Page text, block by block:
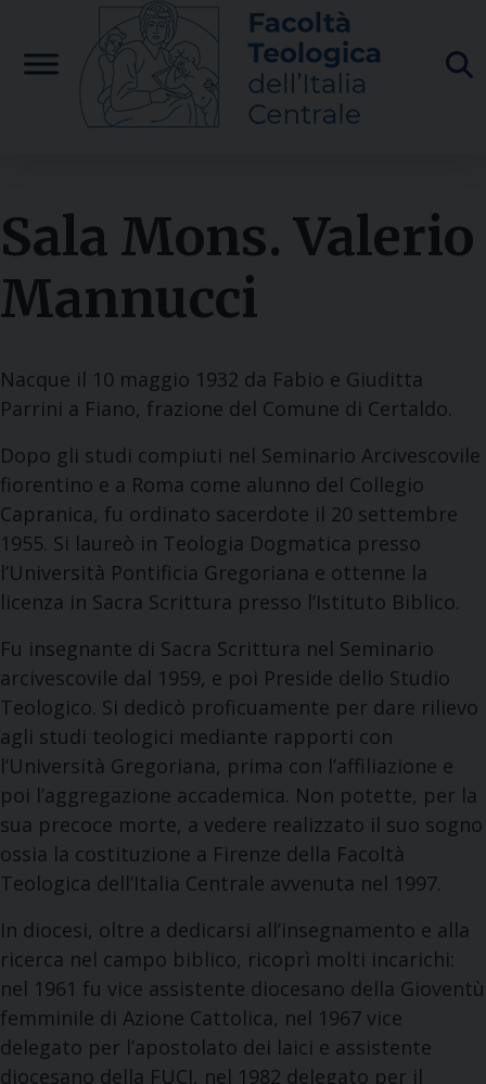
content
Sala Mons. Valerio
Mannucci
Nacque il 10 maggio 1932 da Fabio e Giuditta
Parrini a Fiano, frazione del Comune di Certaldo.
Dopo gli studi compiuti nel Seminario Arcivescovile
fiorentino e a Roma come alunno del Collegio
Capranica, fu ordinato sacerdote il 20 settembre
1955. Si laureò in Teologia Dogmatica presso
l’Università Pontificia Gregoriana e ottenne la
licenza in Sacra Scrittura presso l’Istituto Biblico.
Fu insegnante di Sacra Scrittura nel Seminario
arcivescovile dal 1959, e poi Preside dello Studio
Teologico. Si dedicò proficuamente per dare rilievo
agli studi teologici mediante rapporti con
l’Università Gregoriana, prima con l’affiliazione e
poi l’aggregazione accademica. Non potette, per la
sua precoce morte, a vedere realizzato il suo sogno
ossia la costituzione a Firenze della Facoltà
Teologica dell’Italia Centrale avvenuta nel 1997.
In diocesi, oltre a dedicarsi all’insegnamento e alla
ricerca nel campo biblico, ricoprì molti incarichi:
nel 1961 fu vice assistente diocesano della Gioventù
femminile di Azione Cattolica, nel 1967 vice
delegato per l’apostolato dei laici e assistente
diocesano della FUCI, nel 1982 delegato per il